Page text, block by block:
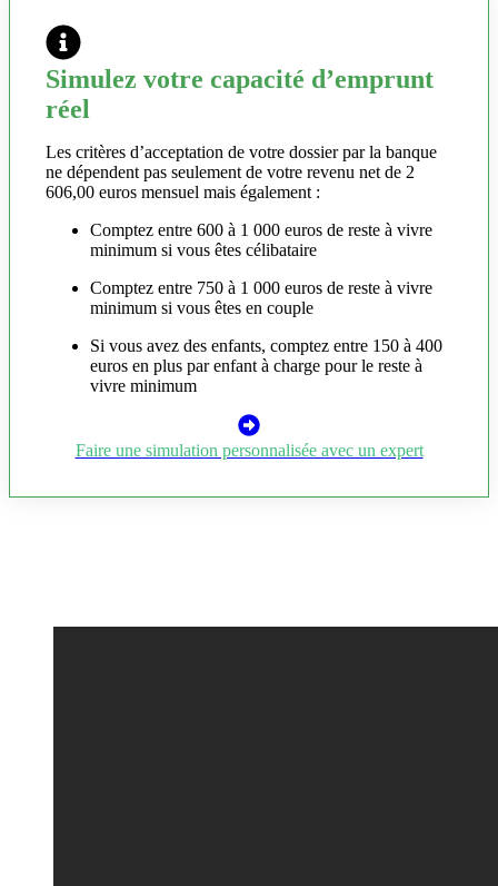
Simulez votre capacité d’emprunt
réel
Les critères d’acceptation de votre dossier par la banque
ne dépendent pas seulement de votre revenu net de 2
606,00 euros mensuel mais également :
Comptez entre 600 à 1 000 euros de reste à vivre
minimum si vous êtes célibataire
Comptez entre 750 à 1 000 euros de reste à vivre
minimum si vous êtes en couple
Si vous avez des enfants, comptez entre 150 à 400
euros en plus par enfant à charge pour le reste à
vivre minimum
Faire une simulation personnalisée avec un expert